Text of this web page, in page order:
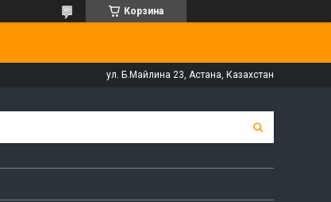
Корзина
ул. Б.Майлина 23, Астана, Казахстан